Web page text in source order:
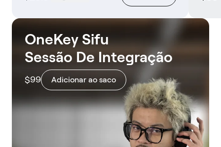
OneKey Sifu
Sessão De Integração
$99 Adicionar ao saco